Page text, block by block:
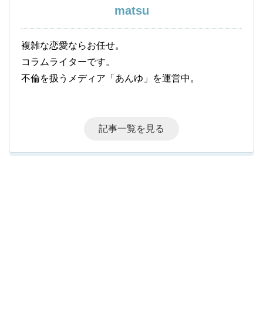
matsu
複雑な恋愛ならお任せ。
コラムライターです。
不倫を扱うメディア「あんゆ」を運営中。
記事一覧を見る